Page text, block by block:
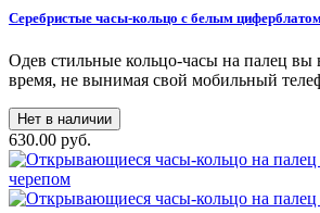
Серебристые часы-кольцо с белым
Одев стильные кольцо-часы на палец вы
время, не вынимая свой мобильный
Нет в наличии
630.00 руб.